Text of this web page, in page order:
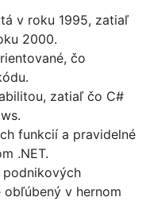
v roku 1995, zatiaľ
2000.
čo
zatiaľ čo C#
funkcií a pravidelné
.NET.
v hernom